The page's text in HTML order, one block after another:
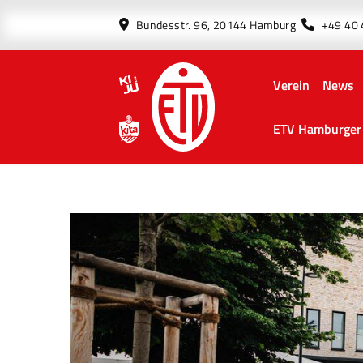
Bundesstr. 96, 20144 Hamburg +49 40
Verein News
ETV